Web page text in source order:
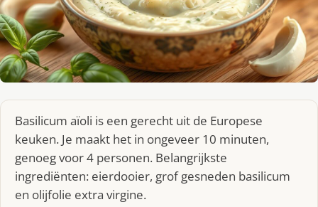
Basilicum aïoli is een gerecht uit de Europese
keuken. Je maakt het in ongeveer 10 minuten,
genoeg voor 4 personen. Belangrijkste
ingrediënten: eierdooier, grof gesneden basilicum
en olijfolie extra virgine.